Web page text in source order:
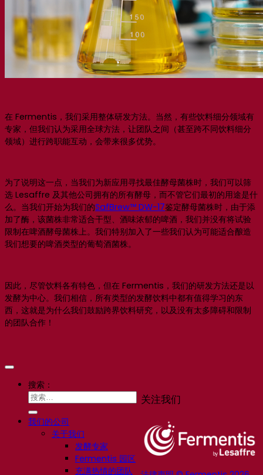
在 Fermentis，我们采用整体研发方法。当然，有些饮料细分领域有
专家，但我们认为采用全球方法，让团队之间（甚至跨不同饮料细分
领域）进行跨职能互动，会带来很多优势。
为了说明这一点，当我们为新应用寻找最佳酵母菌株时，我们可以筛
选 Lesaffre 及其他公司拥有的所有酵母，而不管它们最初的用途是什
么。当我们开始为我们的SafBrew™ DW-17鉴定酵母菌株时，由于添
加了酶，该菌株非常适合干型、酒味浓郁的啤酒，我们并没有将试验
限制在啤酒酵母菌株上。我们特别加入了一些我们认为可能适合酿造
我们想要的啤酒类型的葡萄酒菌株。
因此，尽管饮料各有特色，但在 Fermentis，我们的研发方法还是以
发酵为中心。我们相信，所有类型的发酵饮料中都有值得学习的东
西，这就是为什么我们鼓励跨界饮料研究，以及没有太多障碍和限制
的团队合作！
关注我们
搜索：
我们的公司
关于我们
发酵专家
Fermentis 园区
充满热情的团队